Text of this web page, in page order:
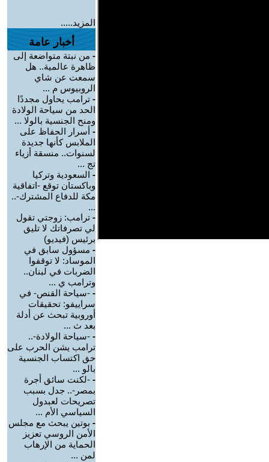
المزيد.....
أخبار عامة
- من نبتة متواضعة إلى
ظاهرة عالمية.. هل
سمعت عن شاي
الروبيوس م ...
- ترامب يحاول مجددًا
الحد من سياحة الولادة
ومنح الجنسية بالولا ...
- أسرار الحفاظ على
الملابس كأنها جديدة
لسنوات.. منسقة أزياء
تج ...
- السعودية وتركيا
وباكستان توقع -اتفاقية
مكة للدفاع المشترك-..
...
- ترامب: زوجتي تقول
لي تصرفاتك لا تليق
برئيس (فيديو)
- مسؤول سابق في
الموساد: لا توقفوا
الضربات في لبنان..
وترامب ي ...
- -سياحة القنص- في
سراييفو: تحقيقات
أوروبية تبحث عن أدلة
بعد ث ...
- -سياحة الولادة-..
ترامب يشن الحرب على
حق اكتساب الجنسية
بالو ...
- -لكنت سائق أجرة
بمصر-.. جدل بسبب
تصريحات لعبدول
السياسي الأم ...
- بوتين يبحث مع مجلس
الأمن الروسي تعزيز
الحماية من الإرهاب
لمن ...